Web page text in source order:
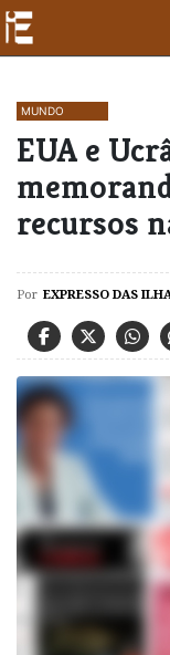
MUNDO
EUA e
recursos
Por EXPRESSO DAS